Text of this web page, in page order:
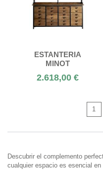
ESTANTERIA
MINOT
2.618,00 €
1
Descubrir el complemento
cualquier espacio es esencial